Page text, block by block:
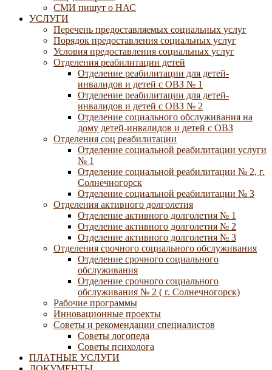
СМИ пишут о НАС
УСЛУГИ
Перечень предоставляемых социальных услуг
Порядок предоставления социальных услуг
Условия предоставления социальных услуг
Отделения реабилитации детей
Отделение реабилитации для детей-
инвалидов и детей с ОВЗ № 1
Отделение реабилитации для детей-
инвалидов и детей с ОВЗ № 2
Отделение социального обслуживания на
дому детей-инвалидов и детей с ОВЗ
Отделения соц реабилитации
Отделение социальной реабилитации услуги
№ 1
Отделение социальной реабилитации № 2, г.
Солнечногорск
Отделение социальной реабилитации № 3
Отделения активного долголетия
Отделение активного долголетия № 1
Отделение активного долголетия № 2
Отделение активного долголетия № 3
Отделения срочного социального обслуживания
Отделение срочного социального
обслуживания
Отделение срочного социального
обслуживания № 2 ( г. Солнечногорск)
Рабочие программы
Инновационные проекты
Советы и рекомендации специалистов
Советы логопеда
Советы психолога
ПЛАТНЫЕ УСЛУГИ